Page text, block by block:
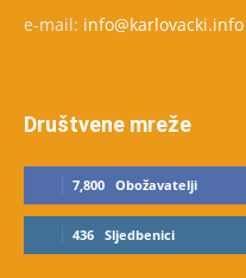
e-mail: info@karlovacki.info
Društvene mreže
7,800 Obožavatelji
436 Sljedbenici